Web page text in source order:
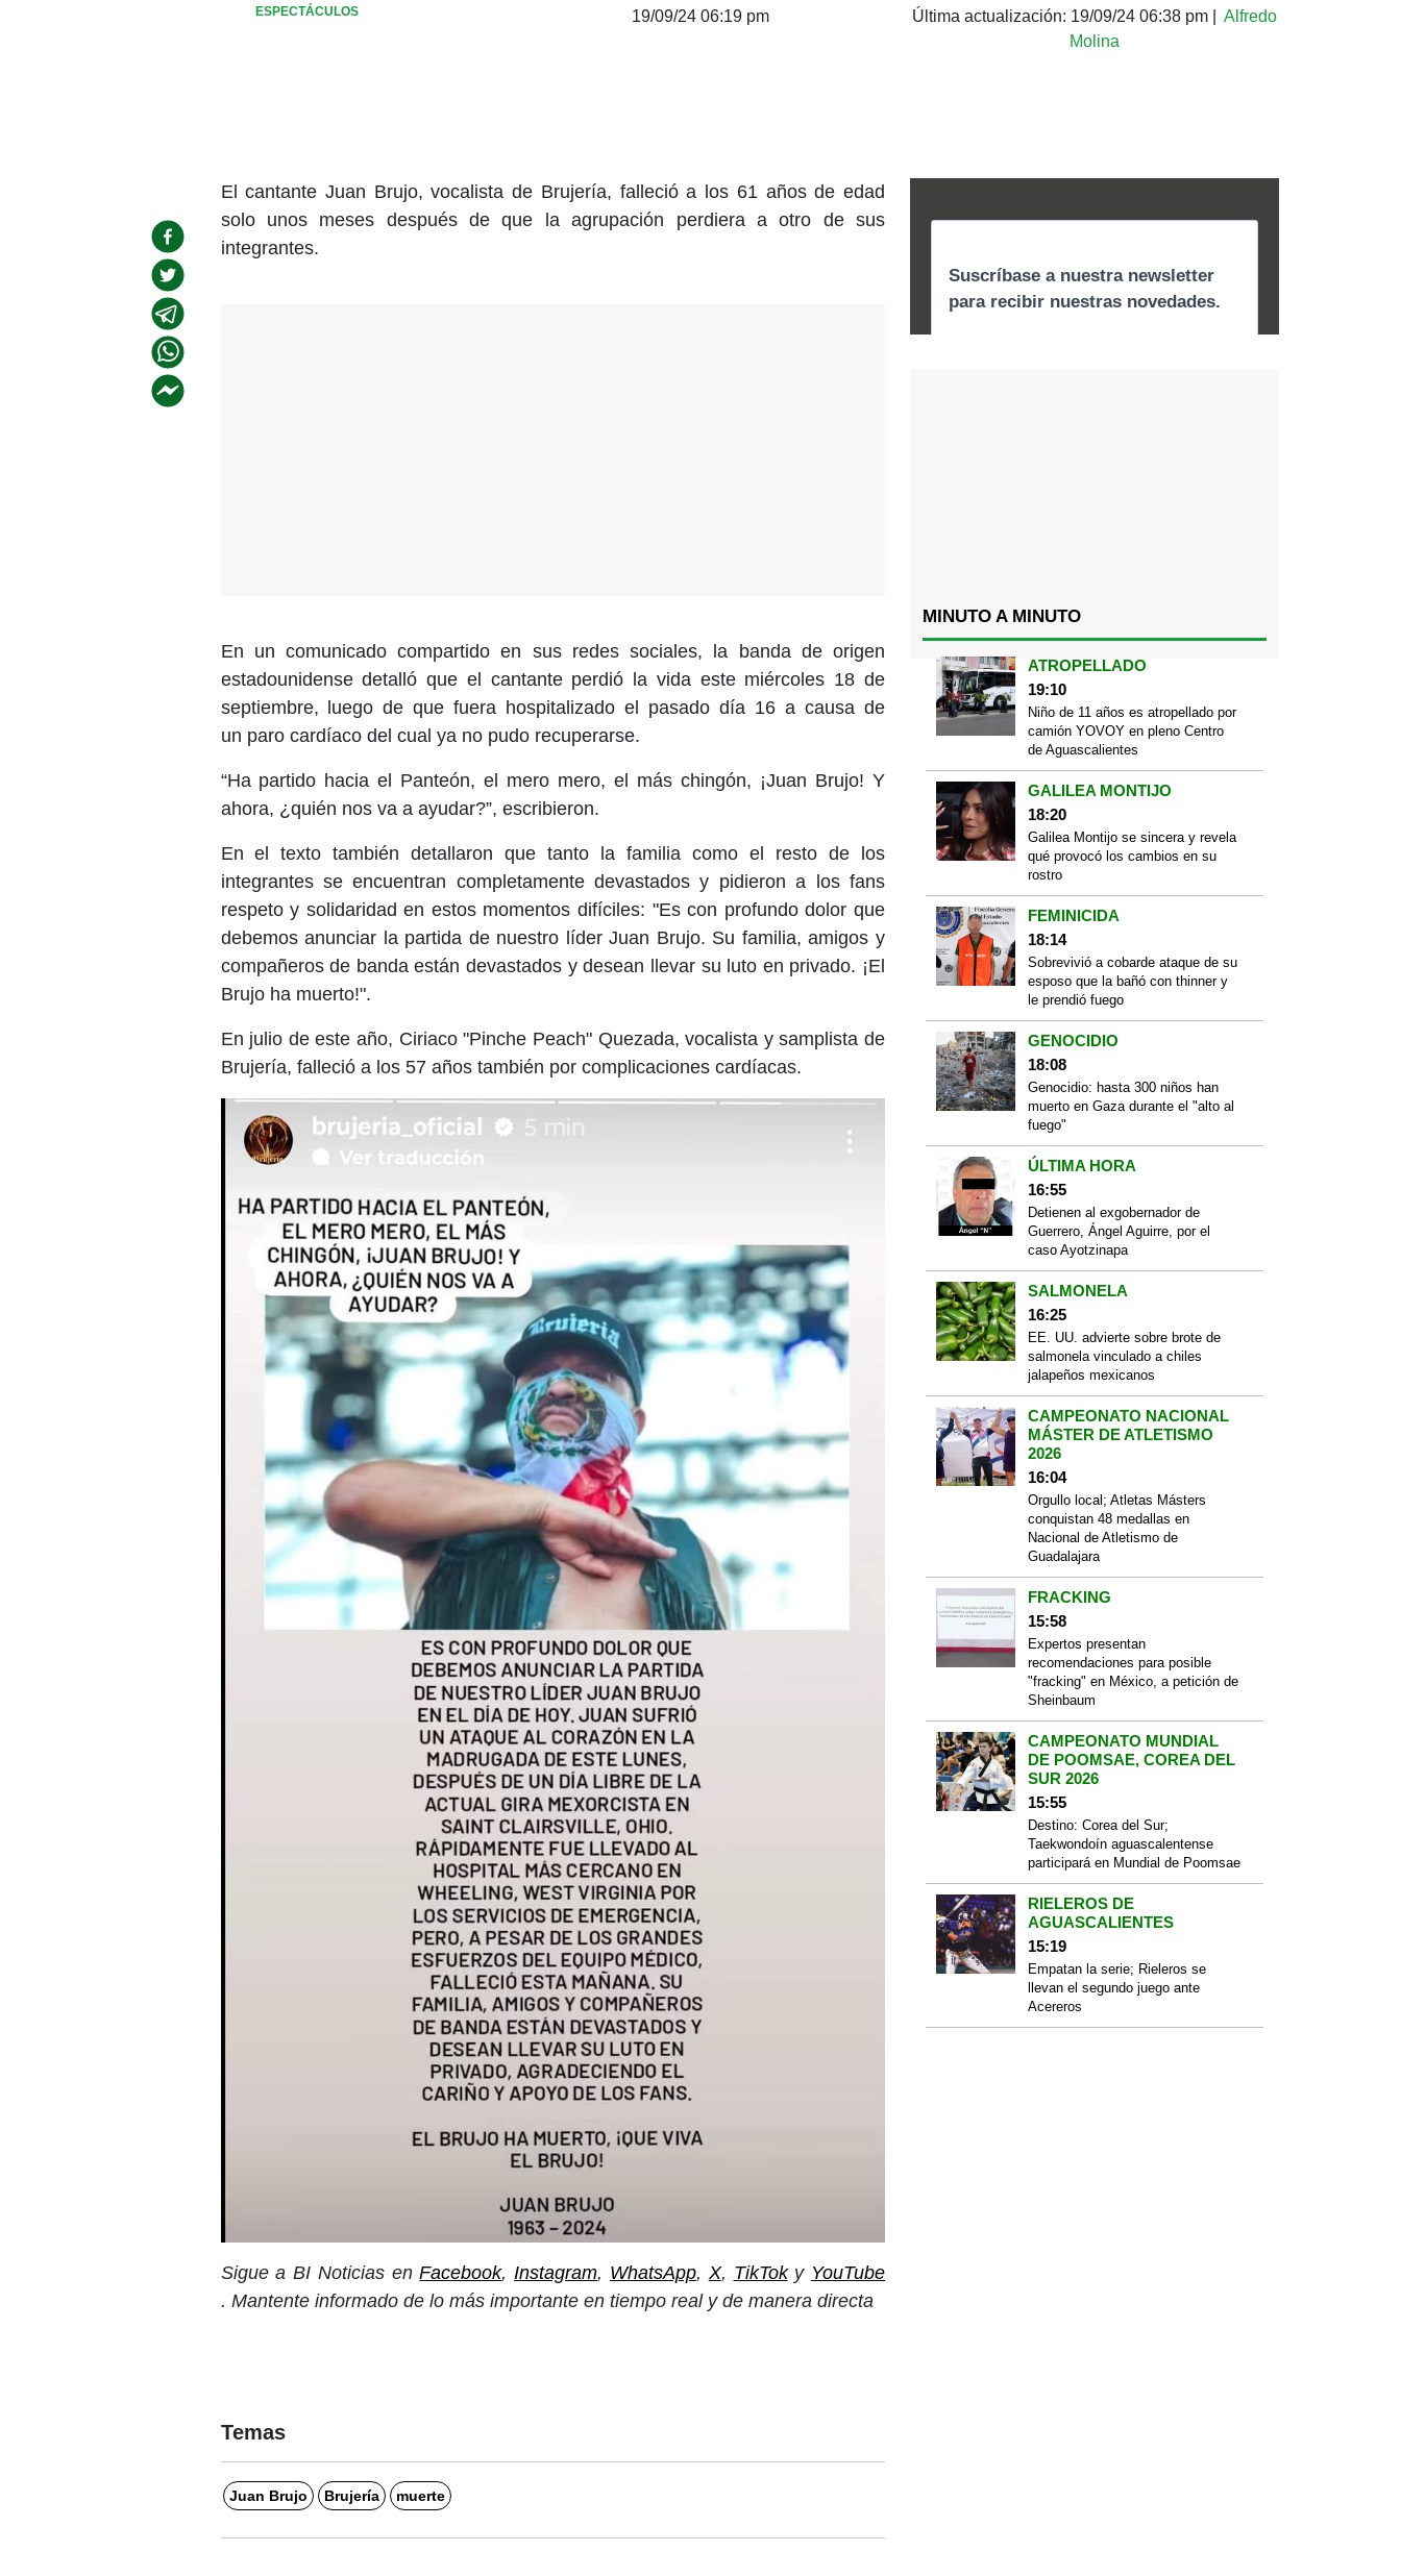
ESPECTÁCULOS 19/09/24 06:19 pm Última actualización: 19/09/24 06:38 pm
Alfredo
Molina
El cantante Juan Brujo, vocalista de Brujería, falleció a los 61 años de edad
solo unos meses después de que la agrupación perdiera a otro de sus
integrantes.
En un comunicado compartido en sus redes sociales, la banda de origen
estadounidense detalló que el cantante perdió la vida este miércoles 18 de
septiembre, luego de que fuera hospitalizado el pasado día 16 a causa de
un paro cardíaco del cual ya no pudo recuperarse.
“Ha partido hacia el Panteón, el mero mero, el más chingón, ¡Juan Brujo! Y
ahora, ¿quién nos va a ayudar?”, escribieron.
En el texto también detallaron que tanto la familia como el resto de los
integrantes se encuentran completamente devastados y pidieron a los fans
respeto y solidaridad en estos momentos difíciles: "Es con profundo dolor que
debemos anunciar la partida de nuestro líder Juan Brujo. Su familia, amigos y
compañeros de banda están devastados y desean llevar su luto en privado. ¡El
Brujo ha muerto!".
En julio de este año, Ciriaco "Pinche Peach" Quezada, vocalista y samplista de
Brujería, falleció a los 57 años también por complicaciones cardíacas.
Sigue a BI Noticias enFacebook, Instagram, WhatsApp, X, TikToky YouTube
. Mantente informado de lo más importante en tiempo real y de manera directa
Temas
Juan Brujo Brujería muerte
MINUTO A MINUTO
ATROPELLADO
19:10
Niño de 11 años es atropellado por
camión YOVOY en pleno Centro
de Aguascalientes
GALILEA MONTIJO
18:20
Galilea Montijo se sincera y revela
qué provocó los cambios en su
rostro
FEMINICIDA
18:14
Sobrevivió a cobarde ataque de su
esposo que la bañó con thinner y
le prendió fuego
GENOCIDIO
18:08
Genocidio: hasta 300 niños han
muerto en Gaza durante el "alto al
fuego"
ÚLTIMA HORA
16:55
Detienen al exgobernador de
Guerrero, Ángel Aguirre, por el
caso Ayotzinapa
SALMONELA
16:25
EE. UU. advierte sobre brote de
salmonela vinculado a chiles
jalapeños mexicanos
CAMPEONATO NACIONAL
MÁSTER DE ATLETISMO
2026
16:04
Orgullo local; Atletas Másters
conquistan 48 medallas en
Nacional de Atletismo de
Guadalajara
FRACKING
15:58
Expertos presentan
recomendaciones para posible
"fracking" en México, a petición de
Sheinbaum
CAMPEONATO MUNDIAL
DE POOMSAE, COREA DEL
SUR 2026
15:55
Destino: Corea del Sur;
Taekwondoín aguascalentense
participará en Mundial de Poomsae
RIELEROS DE
AGUASCALIENTES
15:19
Empatan la serie; Rieleros se
llevan el segundo juego ante
Acereros